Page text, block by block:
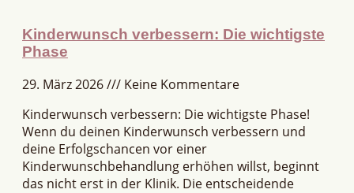
Kinderwunsch verbessern: Die wichtigste
Phase
29. März 2026
Keine Kommentare
Kinderwunsch verbessern: Die wichtigste Phase!
Wenn du deinen Kinderwunsch verbessern und
deine Erfolgschancen vor einer
Kinderwunschbehandlung erhöhen willst, beginnt
das nicht erst in der Klinik. Die entscheidende